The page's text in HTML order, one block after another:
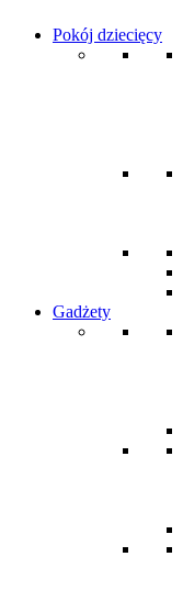
Pokój dziecięcy
Gadżety